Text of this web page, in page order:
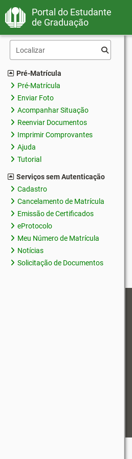
Portal do Estudante
de Graduação
Pré-Matrícula
Pré-Matrícula
Enviar Foto
Acompanhar Situação
Reenviar Documentos
Imprimir Comprovantes
Ajuda
Tutorial
Serviços sem Autenticação
Cadastro
Cancelamento de Matrícula
Emissão de Certificados
eProtocolo
Meu Número de Matrícula
Notícias
Solicitação de Documentos